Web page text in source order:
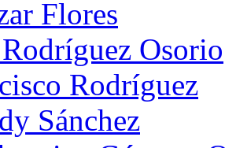
Flores
Osorio
Rodríguez
Sánchez